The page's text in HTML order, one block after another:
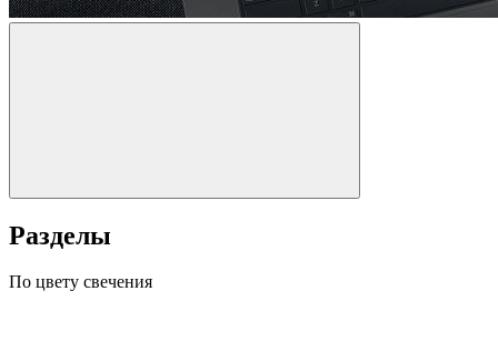
Разделы
По цвету свечения